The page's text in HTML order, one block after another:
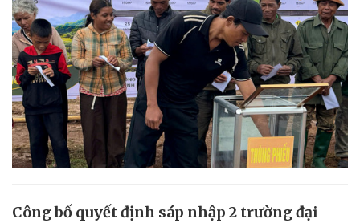
Công bố quyết định sáp nhập 2 trường đại